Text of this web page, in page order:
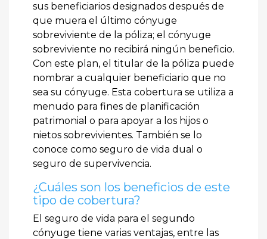
sus beneficiarios designados después de
que muera el último cónyuge
sobreviviente de la póliza; el cónyuge
sobreviviente no recibirá ningún beneficio.
Con este plan, el titular de la póliza puede
nombrar a cualquier beneficiario que no
sea su cónyuge. Esta cobertura se utiliza a
menudo para fines de planificación
patrimonial o para apoyar a los hijos o
nietos sobrevivientes. También se lo
conoce como seguro de vida dual o
seguro de supervivencia.
¿Cuáles son los beneficios de este
tipo de cobertura?
El seguro de vida para el segundo
cónyuge tiene varias ventajas, entre las